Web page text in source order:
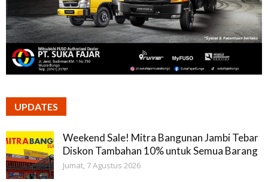
UPDATES
Weekend Sale! Mitra Bangunan Jambi Tebar
Diskon Tambahan 10% untuk Semua Barang
Jumat, 7 Agustus 2026